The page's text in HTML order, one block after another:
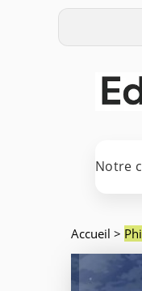
Notre
Accueil >